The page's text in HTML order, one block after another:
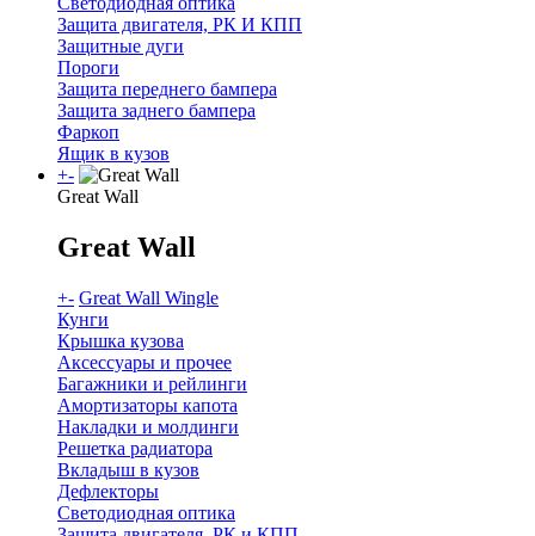
Защита двигателя, РК И КПП
Защитные дуги
Пороги
Защита переднего бампера
Защита заднего бампера
Фаркоп
Ящик в кузов
+-
Great Wall
Great Wall
+- Great Wall Wingle
Кунги
Крышка кузова
Аксессуары и прочее
Багажники и рейлинги
Амортизаторы капота
Накладки и молдинги
Решетка радиатора
Вкладыш в кузов
Дефлекторы
Светодиодная оптика